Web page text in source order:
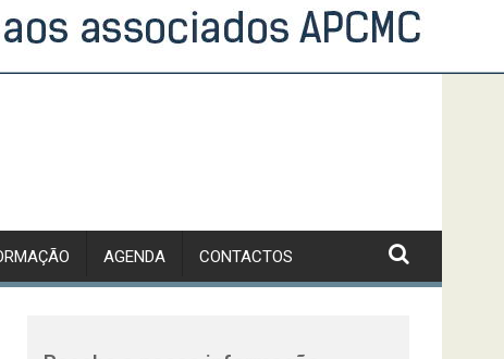
AGENDA CONTACTOS